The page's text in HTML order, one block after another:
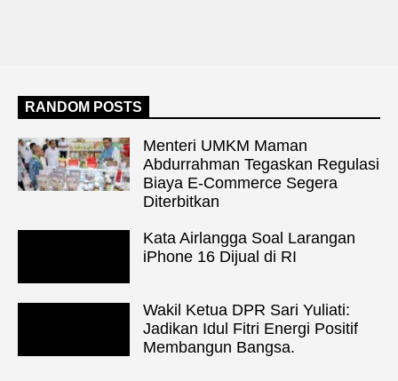
RANDOM POSTS
Menteri UMKM Maman
Abdurrahman Tegaskan Regulasi
Biaya E-Commerce Segera
Diterbitkan
Kata Airlangga Soal Larangan
iPhone 16 Dijual di RI
Wakil Ketua DPR Sari Yuliati:
Jadikan Idul Fitri Energi Positif
Membangun Bangsa.